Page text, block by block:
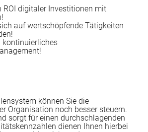
ROI digitaler Investitionen mit
auf wertschöpfende Tätigkeiten
kontinuierliches
können Sie die
Organisation noch besser steuern.
sorgt für einen durchschlagenden
dienen Ihnen hierbei